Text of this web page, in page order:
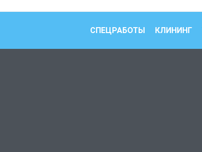
СПЕЦРАБОТЫ КЛИНИНГ